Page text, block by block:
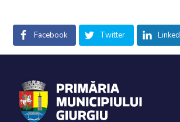
Facebook Twitter